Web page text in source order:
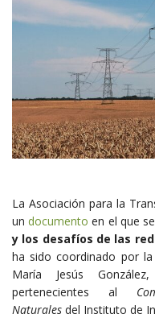
La Asociación para la
undocumento en el que
y los desafíos de las
ha sido coordinado por
María Jesús
pertenecientes al
Naturales del Instituto de